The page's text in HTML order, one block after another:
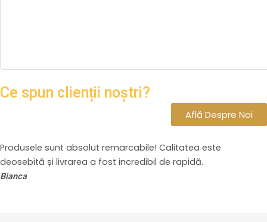
Ce spun clienții noștri?
Află Despre Noi
Produsele sunt absolut remarcabile! Calitatea este
deosebită și livrarea a fost incredibil de rapidă.
Bianca